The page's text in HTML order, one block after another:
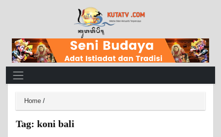
Main Navigation
Home /
Tag: koni bali